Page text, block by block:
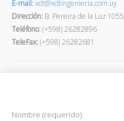
E-mail:xdt@xdtingenieria.com.uy
Dirección: B. Pereira de la Luz 1055
Teléfono:(+598) 26282896
TeleFax:(+598) 26282681
Nombre (requerido)